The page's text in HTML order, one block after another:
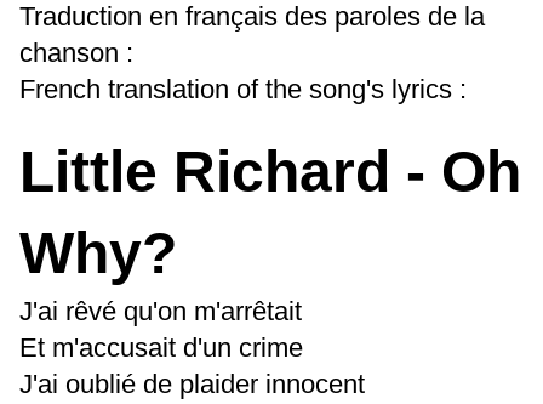
Traduction en français des paroles de la
chanson :
French translation of the song's lyrics :
Little Richard - Oh
Why?
J'ai rêvé qu'on m'arrêtait
Et m'accusait d'un crime
J'ai oublié de plaider innocent